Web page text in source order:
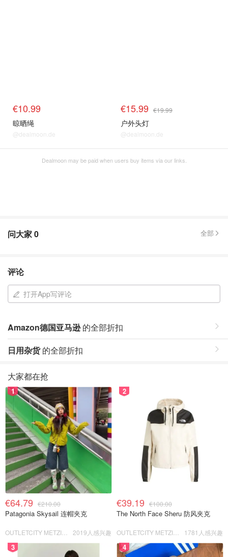
€10.99
晾晒绳
@dealmoon.de
€15.99 €19.99
户外头灯
@dealmoon.de
Dealmoon may be paid when users buy items via our links.
问大家0 全部
评论
打开App写评论
Amazon德国亚马逊的全部折扣
日用杂货的全部折扣
大家都在抢
1
€64.79 €210.00
Patagonia Skysail 连帽夹克
2019人感兴趣
2
€39.19 €100.00
The North Face Sheru 防风夹克
1781人感兴趣
3 4